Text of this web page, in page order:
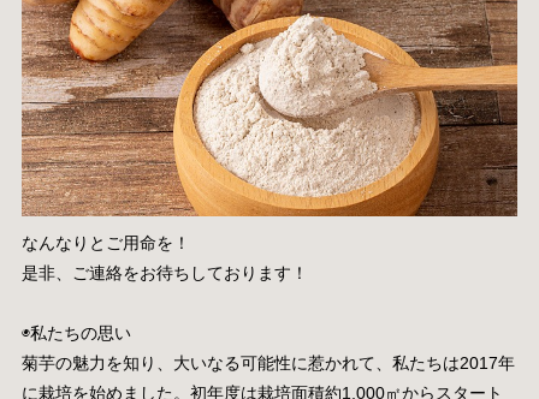
なんなりとご用命を！
是非、ご連絡をお待ちしております！
◉私たちの思い
菊芋の魅力を知り、大いなる可能性に惹かれて、私たちは2017年
に栽培を始めました。初年度は栽培面積約1,000㎡からスタート